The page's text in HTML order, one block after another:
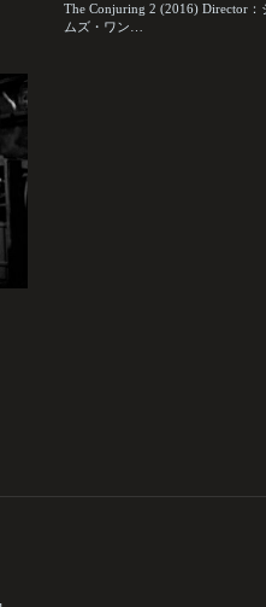
The Conjuring 2 (2016) Director：
ムズ・ワン…